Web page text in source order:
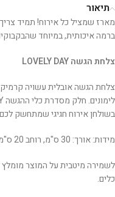
תיאור
מארז שמציל כל אירוח! תמיד
ברמה איכותית, במיוחד
צלחת הגשה LOVELY DAY
צלחת הגשה אובלית עשויה
לימונים. חלק מסדרת כלי ההגשה HAVE A LOVELY DAY.
בשולחן אירוח חגיגי שמתחשק
מידות: אורך: 30 ס"מ, רוחב 20 ס"מ
לשמירה מיטבית על המוצר מומלץ
כלים.